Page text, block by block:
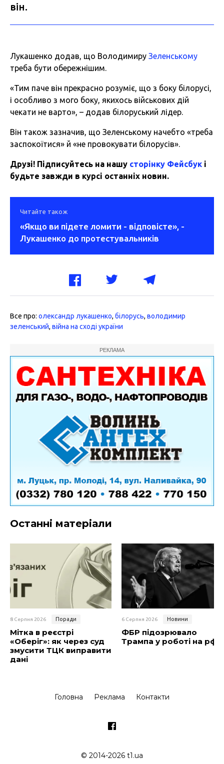
він.
Лукашенко додав, що Володимиру Зеленському
треба бути обережнішим.
«Тим паче він прекрасно розуміє, що з боку білорусі,
і особливо з мого боку, якихось військових дій
чекати не варто», – додав білоруський лідер.
Він також зазначив, що Зеленському начебто «треба
заспокоїтися» й «не провокувати білорусів».
Друзі! Підписуйтесь на нашу сторінку Фейсбук і
будьте завжди в курсі останніх новин.
Читайте також
«Якщо ви підете ломити - відповісте», -
Лукашенко до протестувальників
Все про: олександр лукашенко, білорусь, володимир
зеленський, війна на сході україни
РЕКЛАМА
Останні матеріали
8 Серпня 2026 Поради
Мітка в реєстрі
«Оберіг»: як через суд
змусити ТЦК виправити
дані
6 Серпня 2026 Новини
ФБР підозрювало
Трампа у роботі на рф
Головна Реклама Контакти
© 2014-2026 t1.ua